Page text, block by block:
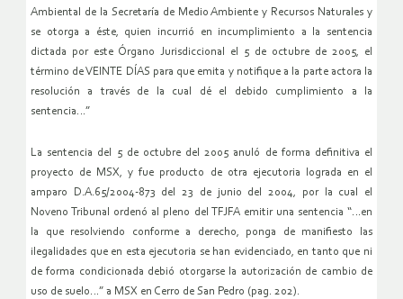
Ambiental de la Secretaría de Medio Ambiente y Recursos Naturales y
se otorga a éste, quien incurrió en incumplimiento a la sentencia
dictada por este Órgano Jurisdiccional el 5 de octubre de 2005, el
término de VEINTE DÍAS para que emita y notifique a la parte actora la
resolución a través de la cual dé el debido cumplimiento a la
sentencia…”
La sentencia del 5 de octubre del 2005 anuló de forma definitiva el
proyecto de MSX, y fue producto de otra ejecutoria lograda en el
amparo D.A.65/2004-873 del 23 de junio del 2004, por la cual el
Noveno Tribunal ordenó al pleno del TFJFA emitir una sentencia “…en
la que resolviendo conforme a derecho, ponga de manifiesto las
ilegalidades que en esta ejecutoria se han evidenciado, en tanto que ni
de forma condicionada debió otorgarse la autorización de cambio de
uso de suelo…” a MSX en Cerro de San Pedro (pag. 202).